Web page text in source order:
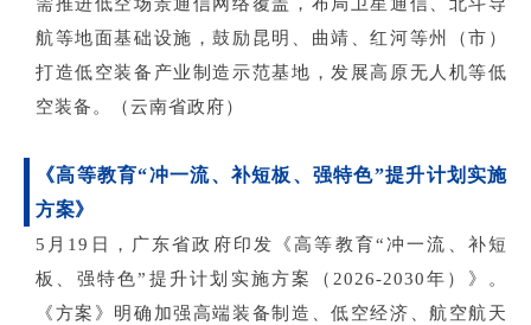
需推进低空场景通信网络覆盖，布局卫星通信、北斗导
航等地面基础设施，鼓励昆明、曲靖、红河等州（市）
打造低空装备产业制造示范基地，发展高原无人机等低
空装备。（云南省政府）
《高等教育“冲一流、补短板、强特色”提升计划实施
方案》
5月19日，广东省政府印发《高等教育“冲一流、补短
板、强特色”提升计划实施方案（2026-2030年）》。
《方案》明确加强高端装备制造、低空经济、航空航天